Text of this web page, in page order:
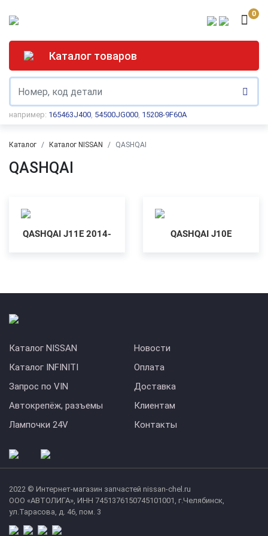
0
Каталог товаров
например: 165463J400, 54500JG000, 15208-9F60A
Каталог Каталог NISSAN QASHQAI
QASHQAI
QASHQAI J11E 2014- QASHQAI J10E
Каталог NISSAN
Каталог INFINITI
Запрос по VIN
Автокрепёж, разъемы
Лампочки 24V
Новости
Оплата
Доставка
Клиентам
Контакты
2022 © Интернет-магазин запчастей nissan-chel.ru
ООО «АВТОЛИГА», ИНН 7451376150745101001, г.Челябинск,
ул.Тарасова, д. 46, пом. 3